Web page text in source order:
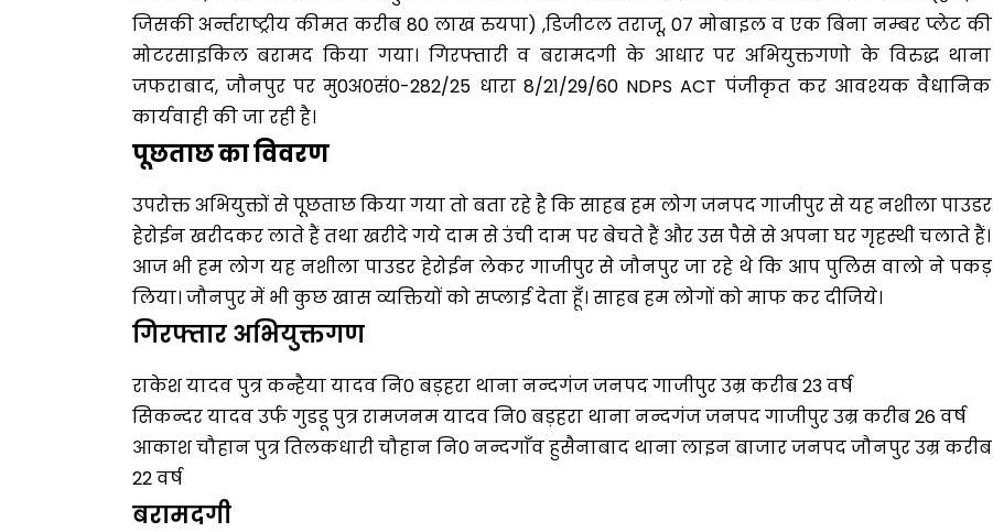
जिसकी अर्न्तराष्ट्रीय कीमत करीब 80 लाख रुयपा) ,डिजीटल तराजू, 07 मोबाइल व एक बिना नम्बर प्लेट की
मोटरसाइकिल बरामद किया गया। गिरफ्तारी व बरामदगी के आधार पर अभियुक्तगणो के विरुद्ध थाना
जफराबाद, जौनपुर पर मु0अ0सं0-282/25 धारा 8/21/29/60 NDPS ACT पंजीकृत कर आवश्यक वैधानिक
कार्यवाही की जा रही है।
पूछताछ का विवरण
उपरोक्त अभियुक्तों से पूछताछ किया गया तो बता रहे है कि साहब हम लोग जनपद गाजीपुर से यह नशीला पाउडर
हेरोईन खरीदकर लाते हैं तथा खरीदे गये दाम से उंची दाम पर बेचते हैं और उस पैसे से अपना घर गृहस्थी चलाते हैं।
आज भी हम लोग यह नशीला पाउडर हेरोईन लेकर गाजीपुर से जौनपुर जा रहे थे कि आप पुलिस वालो ने पकड़
लिया। जौनपुर में भी कुछ खास व्यक्तियों को सप्लाई देता हूँ। साहब हम लोगों को माफ कर दीजिये।
गिरफ्तार अभियुक्तगण
राकेश यादव पुत्र कन्हैया यादव नि0 बड़हरा थाना नन्दगंज जनपद गाजीपुर उम्र करीब 23 वर्ष
सिकन्दर यादव उर्फ गुडडू पुत्र रामजनम यादव नि0 बड़हरा थाना नन्दगंज जनपद गाजीपुर उम्र करीब 26 वर्ष
आकाश चौहान पुत्र तिलकधारी चौहान नि0 नन्दगाँव हुसैनाबाद थाना लाइन बाजार जनपद जौनपुर उम्र करीब
22 वर्ष
बरामदगी